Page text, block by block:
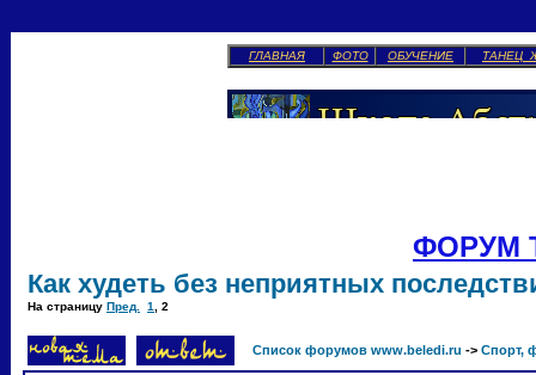
ГЛАВНАЯ ФОТО ОБУЧЕНИЕ ТАНЕЦ
ФОРУМ
Как худеть без неприятных
На страницу Пред. 1 2
Список форумов www.beledi.ru -> Спорт,